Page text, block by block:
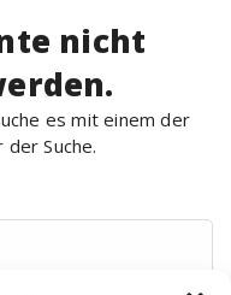
nicht
es mit einem der
Suche.